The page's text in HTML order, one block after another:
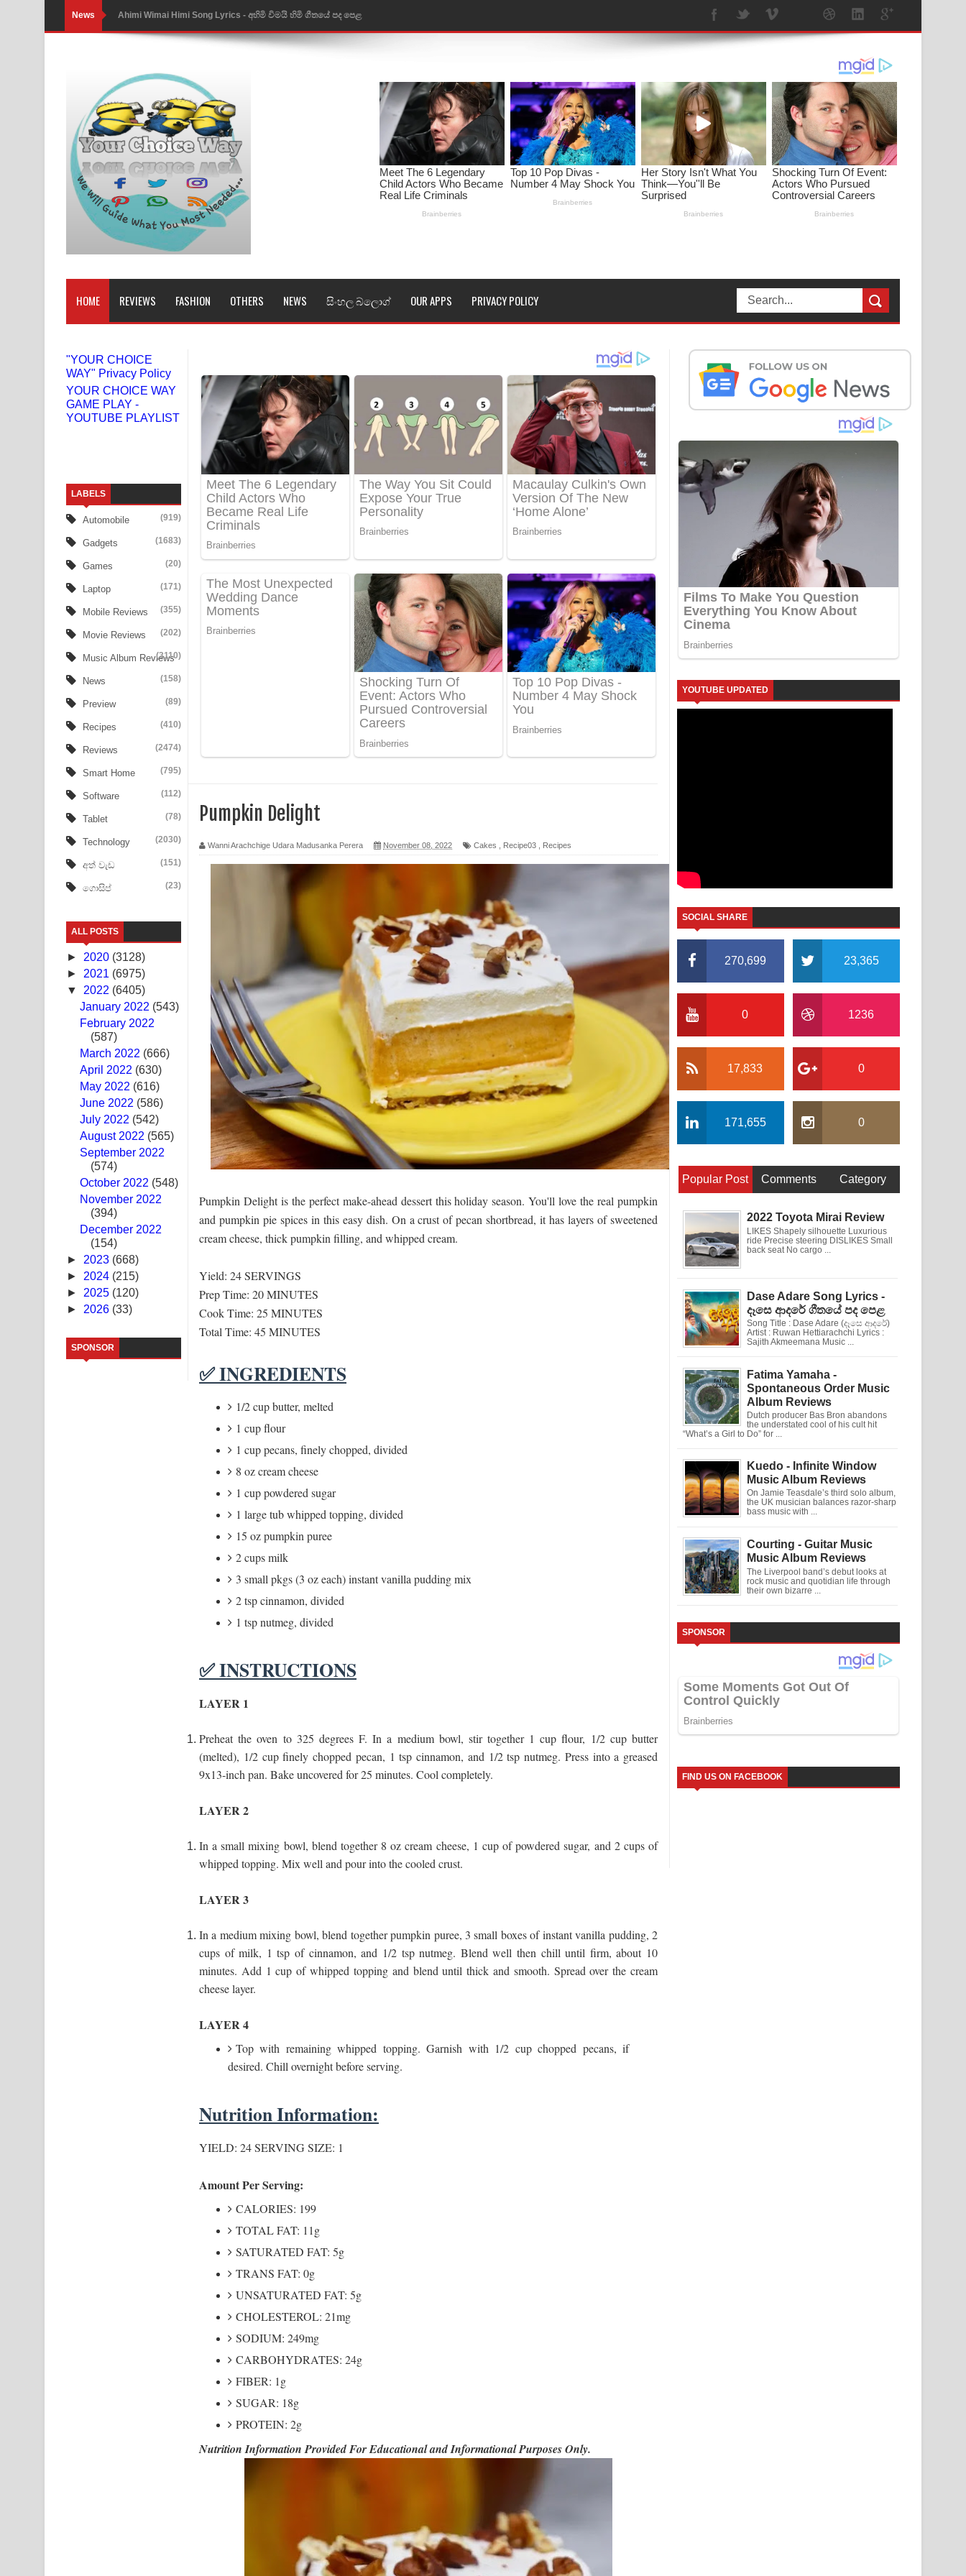
News Ahimi Wimai Himi Song Lyrics - අහිමි විමයි හිමි ගීතයේ පද පෙළ
Mathaka Parana Song Lyrics - මතක පාරනා ගීතයේ පද පෙළ
Nimnadhen Song Lyrics - නිම්නාදෙන් ගීතයේ පද පෙළ
Obamai Mage Adare Song Lyrics - ඔබමයි මගේ ආදරේ ගීතයේ පද පෙළ
Pansal Gihin Song Lyrics - පන්සල් ගිහිං ගීතයේ පද පෙළ
Ankeliya Song Lyrics - අංකෙළිය ගීතයේ පද පෙළ
DEAR GOD Song Lyrics - ඩියර් ගෝඩ් ගීතයේ පද පෙළ
MANAMALA KATHA Song Lyrics - මනමාල කතා ගීතයේ පද පෙළ
Dai Dai Lyrics - Shakira, Burna Boy | 2026 football world cup song lyrics
Numba Dun Aadare Song Lyrics - නුඹ දුන් ආදරේ ගීතයේ පද පෙළ
Liyamuda Dan Anagathe Song Lyrics - ලියමුද දැන් අනාගතේ ගීතයේ පද පෙළ
Doni Song Lyrics - දෝණි ගීතයේ පද පෙළ
Benthara Palame Song Lyrics - බෙන්තර පාලමේ ගීතයේ පද පෙළ
Sanda Babalena Song Lyrics - සඳ බැබලෙන ගීතයේ පද පෙළ
Adare Wadi Nisa Song Lyrics - ආදරේ වැඩි නිසා ගීතයේ පද පෙළ
UNUHUMA Song Lyrics - උණුහුම ගීතයේ පද පෙළ
Katakara Song Lyrics - කටකාර ගීතයේ පද පෙළ
Tharu Yaye Dilena Song Lyrics - තරු යායේ දිලෙනා ගීතයේ පද පෙළ
Heavy Weight Song Lyrics
FEVER DREAM Lyrics - Alex Warren
BTS : Hooligan Lyrics
PATHINIYE Song Lyrics - පතිනියනේ ගීතයේ පද පෙළ
Sorry Sir Song Lyrics - සොරි සර් ගීතයේ පද පෙළ
Mathaka Aluthin Liyanna Song Lyrics - මතක අලුතින් ලියන්න ගීතයේ පද පෙළ
Sandak Awith Song Lyrics - සඳක් ඇවිත් ගීතයේ පද පෙළ
Swetha Sande Song Lyrics - ශ්වේත සඳේ ගීතයේ පද පෙළ
Ma Igili Giya Lyrics - මා ඉගිලී ගියා ගීතයේ පද පෙළ
Ras Balan Song Lyrics - රැස් බලන් ගීතයේ පද පෙළ
Hoda sihiyen Song Lyrics - හොද සිහියෙන් ගීතයේ පද පෙළ
Awanken Song Lyrics - අවංකෙන් ගීතයේ පද පෙළ
Pa Sina Song Lyrics - පෑ සිනා ගීතයේ පද පෙළ
Pemwanthiye Song Lyrics - පෙම්වන්තියේ ගීතයේ පද පෙළ
Manobhawa Song Lyrics - මනෝභව ගීතයේ පද පෙළ
Akahe Indala Song Lyrics - ආකාහේ ඉඳලා ගීතයේ පද පෙළ
Raawaya Song Lyrics - රාවය ගීතයේ පද පෙළ
Saddeta Denna Song Lyrics - සද්දෙට දෙන්න ගීතයේ පද පෙළ
Kaalaya Song Lyrics - කාලය ගීතයේ පද පෙළ
Sandata Duka Hithila Song Lyrics - සඳට දුක හිතිලා ගීතයේ පද පෙළ
Sihina Song Lyrics - සිහින ගීතයේ පද පෙළ
Father Song Lyrics - ෆාදර් ගීතයේ පද පෙළ
NEENA Song Lyrics - නීනා ගීතයේ පද පෙළ
HOME REVIEWS FASHION OTHERS NEWS සිංහල බ්ලොග් OUR APPS PRIVACY POLICY
"YOUR CHOICE
WAY" Privacy Policy
YOUR CHOICE WAY
GAME PLAY -
YOUTUBE PLAYLIST
LABELS
Automobile (919)
Gadgets (1683)
Games (20)
Laptop (171)
Mobile Reviews (355)
Movie Reviews (202)
Music Album Reviews
(3110)
News (158)
Preview (89)
Recipes (410)
Reviews (2474)
Smart Home (795)
Software (112)
Tablet (78)
Technology (2030)
අත් වැඩ (151)
ගොසිප් (23)
ALL POSTS
► 2020 (3128)
► 2021 (6975)
▼ 2022 (6405)
January 2022 (543)
February 2022
(587)
March 2022 (666)
April 2022 (630)
May 2022 (616)
June 2022 (586)
July 2022 (542)
August 2022 (565)
September 2022
(574)
October 2022 (548)
November 2022
(394)
December 2022
(154)
► 2023 (668)
► 2024 (215)
► 2025 (120)
► 2026 (33)
SPONSOR
Pumpkin Delight
Wanni Arachchige Udara Madusanka Perera November 08, 2022 Cakes Recipe03 Recipes
Pumpkin Delight is the perfect make-ahead dessert this holiday season. You'll love the real pumpkin
and pumpkin pie spices in this easy dish. On a crust of pecan shortbread, it has layers of sweetened
cream cheese, thick pumpkin filling, and whipped cream.
Yield: 24 SERVINGS
Prep Time: 20 MINUTES
Cook Time: 25 MINUTES
Total Time: 45 MINUTES
✅ INGREDIENTS
1/2 cup butter, melted
1 cup flour
1 cup pecans, finely chopped, divided
8 oz cream cheese
1 cup powdered sugar
1 large tub whipped topping, divided
15 oz pumpkin puree
2 cups milk
3 small pkgs (3 oz each) instant vanilla pudding mix
2 tsp cinnamon, divided
1 tsp nutmeg, divided
✅ INSTRUCTIONS
LAYER 1
Preheat the oven to 325 degrees F. In a medium bowl, stir together 1 cup flour, 1/2 cup butter
(melted), 1/2 cup finely chopped pecan, 1 tsp cinnamon, and 1/2 tsp nutmeg. Press into a greased
9x13-inch pan. Bake uncovered for 25 minutes. Cool completely.
LAYER 2
In a small mixing bowl, blend together 8 oz cream cheese, 1 cup of powdered sugar, and 2 cups of
whipped topping. Mix well and pour into the cooled crust.
LAYER 3
In a medium mixing bowl, blend together pumpkin puree, 3 small boxes of instant vanilla pudding, 2
cups of milk, 1 tsp of cinnamon, and 1/2 tsp nutmeg. Blend well then chill until firm, about 10
minutes. Add 1 cup of whipped topping and blend until thick and smooth. Spread over the cream
cheese layer.
LAYER 4
Top with remaining whipped topping. Garnish with 1/2 cup chopped pecans, if
desired. Chill overnight before serving.
Nutrition Information:
YIELD: 24 SERVING SIZE: 1
Amount Per Serving:
CALORIES: 199
TOTAL FAT: 11g
SATURATED FAT: 5g
TRANS FAT: 0g
UNSATURATED FAT: 5g
CHOLESTEROL: 21mg
SODIUM: 249mg
CARBOHYDRATES: 24g
FIBER: 1g
SUGAR: 18g
PROTEIN: 2g
Nutrition Information Provided For Educational and Informational Purposes Only.
YOUTUBE UPDATED
SOCIAL SHARE
270,699 23,365
0 1236
17,833 0
171,655 0
Popular Post Comments Category
2022 Toyota Mirai Review
LIKES Shapely silhouette Luxurious
ride Precise steering DISLIKES Small
back seat No cargo ...
Dase Adare Song Lyrics -
දෑසෙ ආදරේ ගීතයේ පද පෙළ
Song Title : Dase Adare (දෑසෙ ආදරේ)
Artist : Ruwan Hettiarachchi Lyrics :
Sajith Akmeemana Music ...
Fatima Yamaha -
Spontaneous Order Music
Album Reviews
Dutch producer Bas Bron abandons
the understated cool of his cult hit
“What’s a Girl to Do” for ...
Kuedo - Infinite Window
Music Album Reviews
On Jamie Teasdale’s third solo album,
the UK musician balances razor-sharp
bass music with ...
Courting - Guitar Music
Music Album Reviews
The Liverpool band’s debut looks at
rock music and quotidian life through
their own bizarre ...
SPONSOR
FIND US ON FACEBOOK